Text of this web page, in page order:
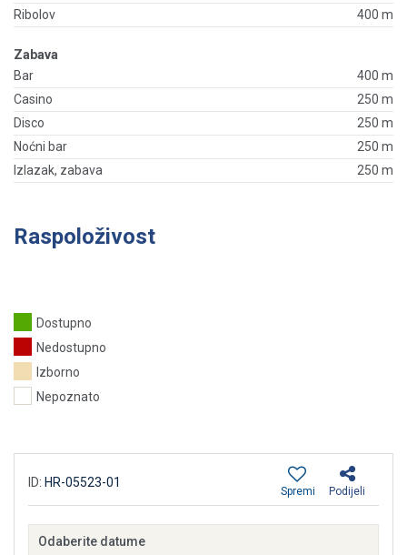
Ribolov
400 m
Zabava
Bar
400 m
Casino
250 m
Disco
250 m
Noćni bar
250 m
Izlazak, zabava
250 m
Raspoloživost
Dostupno
Nedostupno
Izborno
Nepoznato
ID: HR-05523-01
Podijeli
Spremi
Odaberite datume